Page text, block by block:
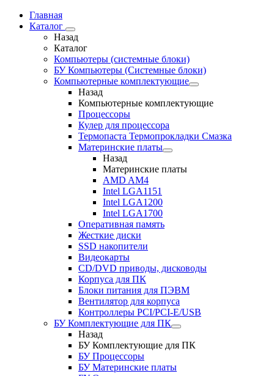
Главная
Каталог
Назад
Каталог
Компьютеры (системные блоки)
БУ Компьютеры (Системные блоки)
Компьютерные комплектующие
Назад
Компьютерные комплектующие
Процессоры
Кулер для процессора
Термопаста Термопрокладки Смазка
Материнские платы
Назад
Материнские платы
AMD AM4
Intel LGA1151
Intel LGA1200
Intel LGA1700
Оперативная память
Жесткие диски
SSD накопители
Видеокарты
CD/DVD приводы, дисководы
Корпуса для ПК
Блоки питания для ПЭВМ
Вентилятор для корпуса
Контроллеры PCI/PCI-E/USB
БУ Комплектующие для ПК
Назад
БУ Комплектующие для ПК
БУ Процессоры
БУ Материнские платы